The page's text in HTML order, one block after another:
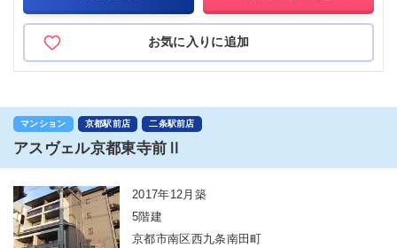
お気に入りに追加
マンション 京都駅前店 二条駅前店
アスヴェル京都東寺前Ⅱ
2017年12月築
5階建
京都市南区西九条南田町